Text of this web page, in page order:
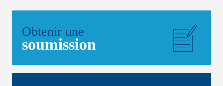
Obtenir une
soumission